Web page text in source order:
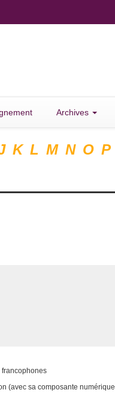
Archives
K L M N O P
francophones
(avec sa composante